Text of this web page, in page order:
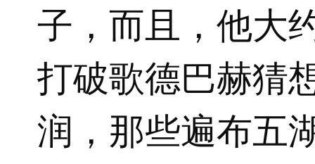
子，而且，他大
打破歌德巴赫
润，那些遍布五